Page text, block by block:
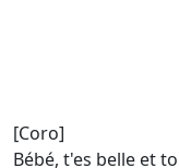
[Coro]
Bébé, t'es belle et